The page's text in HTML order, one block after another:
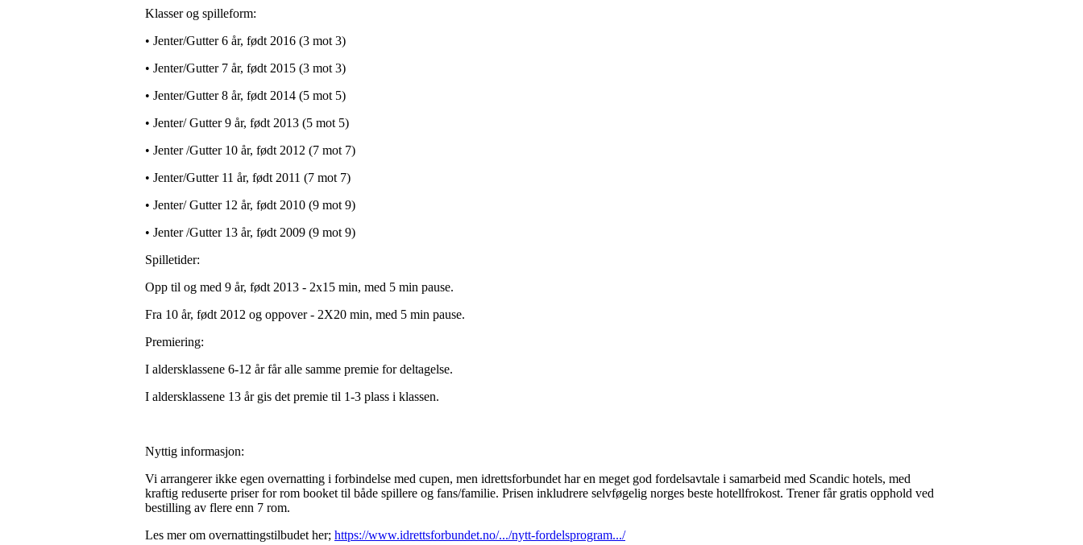
Klasser og spilleform:
• Jenter/Gutter 6 år, født 2016 (3 mot 3)
• Jenter/Gutter 7 år, født 2015 (3 mot 3)
• Jenter/Gutter 8 år, født 2014 (5 mot 5)
• Jenter/ Gutter 9 år, født 2013 (5 mot 5)
• Jenter /Gutter 10 år, født 2012 (7 mot 7)
• Jenter/Gutter 11 år, født 2011 (7 mot 7)
• Jenter/ Gutter 12 år, født 2010 (9 mot 9)
• Jenter /Gutter 13 år, født 2009 (9 mot 9)
Spilletider:
Opp til og med 9 år, født 2013 - 2x15 min, med 5 min pause.
Fra 10 år, født 2012 og oppover - 2X20 min, med 5 min pause.
Premiering:
I aldersklassene 6-12 år får alle samme premie for deltagelse.
I aldersklassene 13 år gis det premie til 1-3 plass i klassen.
Nyttig informasjon:
Vi arrangerer ikke egen overnatting i forbindelse med cupen, men idrettsforbundet har en meget god fordelsavtale i samarbeid med Scandic hotels, med
kraftig reduserte priser for rom booket til både spillere og fans/familie. Prisen inkludrere selvføgelig norges beste hotellfrokost. Trener får gratis opphold ved
bestilling av flere enn 7 rom.
Les mer om overnattingstilbudet her; https://www.idrettsforbundet.no/.../nytt-fordelsprogram.../